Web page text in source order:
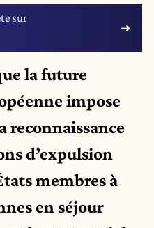
sur
la future
impose
reconnaissance
d’expulsion
membres à
en séjour